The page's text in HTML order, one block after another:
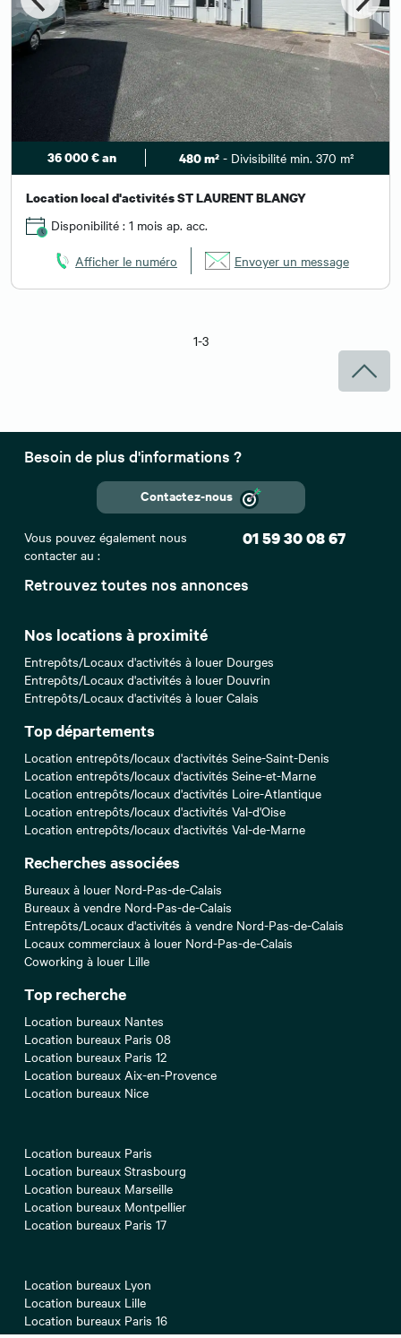
36 000 € an 480 m² - Divisibilité min. 370 m²
Location local d'activités ST LAURENT BLANGY
Disponibilité : 1 mois ap. acc.
Afficher le numéro Envoyer un message
1-3
Retrouvez toutes nos annonces
Nos locations à proximité
Entrepôts/Locaux d'activités à louer Dourges
Entrepôts/Locaux d'activités à louer Douvrin
Entrepôts/Locaux d'activités à louer Calais
Top départements
Location entrepôts/locaux d'activités Seine-Saint-Denis
Location entrepôts/locaux d'activités Seine-et-Marne
Location entrepôts/locaux d'activités Loire-Atlantique
Location entrepôts/locaux d'activités Val-d'Oise
Location entrepôts/locaux d'activités Val-de-Marne
Recherches associées
Bureaux à louer Nord-Pas-de-Calais
Bureaux à vendre Nord-Pas-de-Calais
Entrepôts/Locaux d'activités à vendre Nord-Pas-de-Calais
Locaux commerciaux à louer Nord-Pas-de-Calais
Coworking à louer Lille
Top recherche
Location bureaux Nantes
Location bureaux Paris 08
Location bureaux Paris 12
Location bureaux Aix-en-Provence
Location bureaux Nice
Location bureaux Paris
Location bureaux Strasbourg
Location bureaux Marseille
Location bureaux Montpellier
Location bureaux Paris 17
Location bureaux Lyon
Location bureaux Lille
Location bureaux Paris 16
Besoin de plus d'informations ?
Contactez-nous
Vous pouvez également nous
contacter au :
01 59 30 08 67